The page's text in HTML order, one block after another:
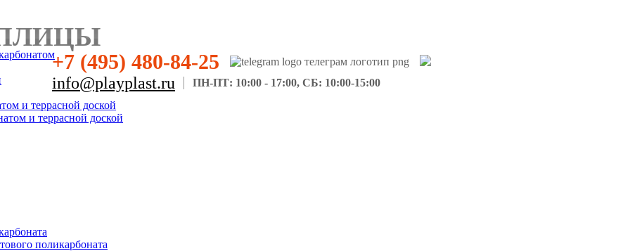
+7 (495) 480-84-25
info@playplast.ru ПН-ПТ: 10:00 - 17:00, СБ: 10:00-15:00
и террасной доской
и террасной доской
поликарбоната